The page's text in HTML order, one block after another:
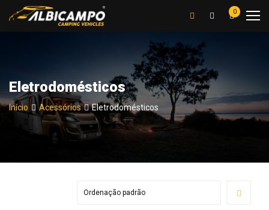
0
Eletrodomésticos
Início Acessórios Eletrodomésticos